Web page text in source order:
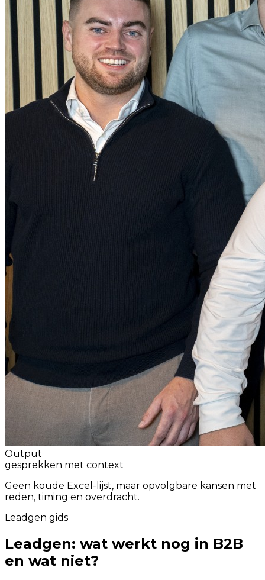
Output
gesprekken met context
Geen koude Excel-lijst, maar opvolgbare kansen met
reden, timing en overdracht.
Leadgen gids
Leadgen: wat werkt nog in B2B
en wat niet?